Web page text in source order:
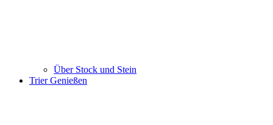
Über Stock und Stein
Trier Genießen